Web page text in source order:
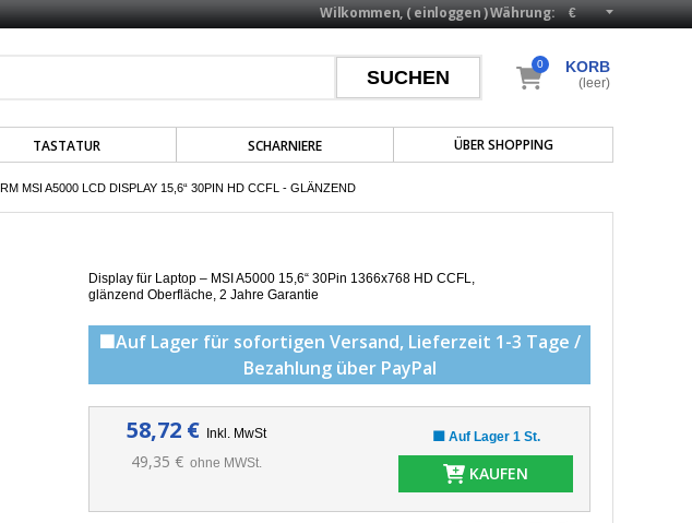
Währung:
Wilkommen, (einloggen)
TASTATUR SCHARNIERE ÜBER SHOPPING
KORB
0
(leer)
MSI A5000 LCD DISPLAY 15,6“ 30PIN HD CCFL - GLÄNZEND
Display für Laptop – MSI A5000 15,6“ 30Pin 1366x768 HD CCFL,
g länzend Oberfläche, 2 Jahre Garantie
🟩Auf Lager für sofortigen Versand, Lieferzeit 1-3 Tage /
Bezahlung über PayPal
58,72 € Inkl. MwSt
49,35 € ohne MWSt.
🟩 Auf Lager 1 St.
KAUFEN